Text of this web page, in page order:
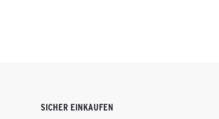
SICHER EINKAUFEN